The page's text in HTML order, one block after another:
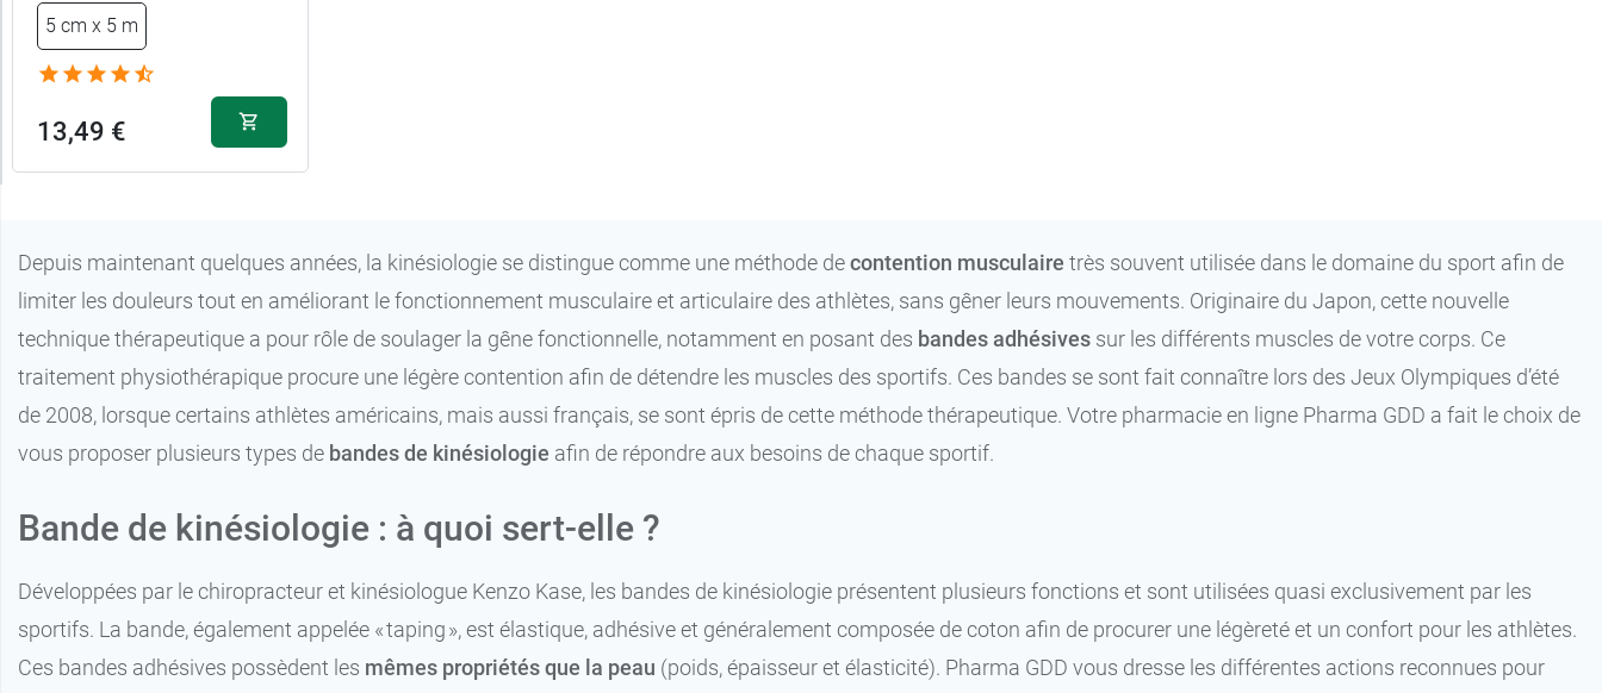
Rose
Beige
13,99 €
5 cm x 5 m
13,49 €
Depuis maintenant quelques années, la kinésiologie se distingue comme une méthode decontention musculaire très souvent utilisée dans le domaine du sport afin de
limiter les douleurs tout en améliorant le fonctionnement musculaire et articulaire des athlètes, sans gêner leurs mouvements. Originaire du Japon, cette nouvelle
technique thérapeutique a pour rôle de soulager la gêne fonctionnelle, notamment en posant des bandes adhésives sur les différents muscles de votre corps. Ce
traitement physiothérapique procure une légère contention afin de détendre les muscles des sportifs. Ces bandes se sont fait connaître lors des Jeux Olympiques d’été
de 2008, lorsque certains athlètes américains, mais aussi français, se sont épris de cette méthode thérapeutique. Votre pharmacie en ligne Pharma GDD a fait le choix de
vous proposer plusieurs types de bandes de kinésiologie afin de répondre aux besoins de chaque sportif.
Bande de kinésiologie : à quoi sert-elle ?
Développées par le chiropracteur et kinésiologue Kenzo Kase, les bandes de kinésiologie présentent plusieurs fonctions et sont utilisées quasi exclusivement par les
sportifs. La bande, également appelée « taping », est élastique, adhésive et généralement composée de coton afin de procurer une légèreté et un confort pour les athlètes.
Ces bandes adhésives possèdent les mêmes propriétés que la peau (poids, épaisseur et élasticité). Pharma GDD vous dresse les différentes actions reconnues pour